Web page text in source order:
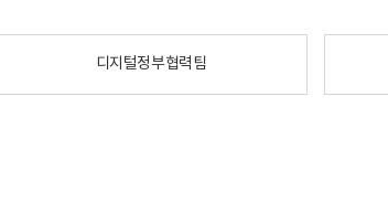
디지털정부협력팀